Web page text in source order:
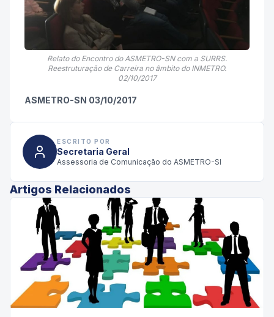
Relato do Encontro do ASMETRO-SN com a SURRS.
Reestruturação de Carreira no âmbito do INMETRO.
02/10/2017
ASMETRO-SN 03/10/2017
ESCRITO POR
Secretaria Geral
Assessoria de Comunicação do ASMETRO-SI
Artigos Relacionados